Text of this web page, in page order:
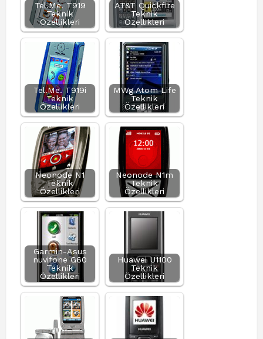
Tel.Me. T919
Teknik
Özellikleri
AT&T Quickfire
Teknik
Özellikleri
Tel.Me. T919i
Teknik
Özellikleri
MWg Atom Life
Teknik
Özellikleri
Neonode N1
Teknik
Özellikleri
Neonode N1m
Teknik
Özellikleri
Garmin-Asus
nuvifone G60
Teknik
Özellikleri
Huawei U1100
Teknik
Özellikleri